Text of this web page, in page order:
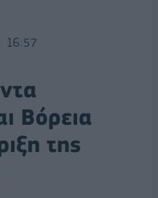
16:57
Βόρεια
της